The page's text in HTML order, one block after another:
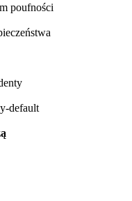
poufności
default